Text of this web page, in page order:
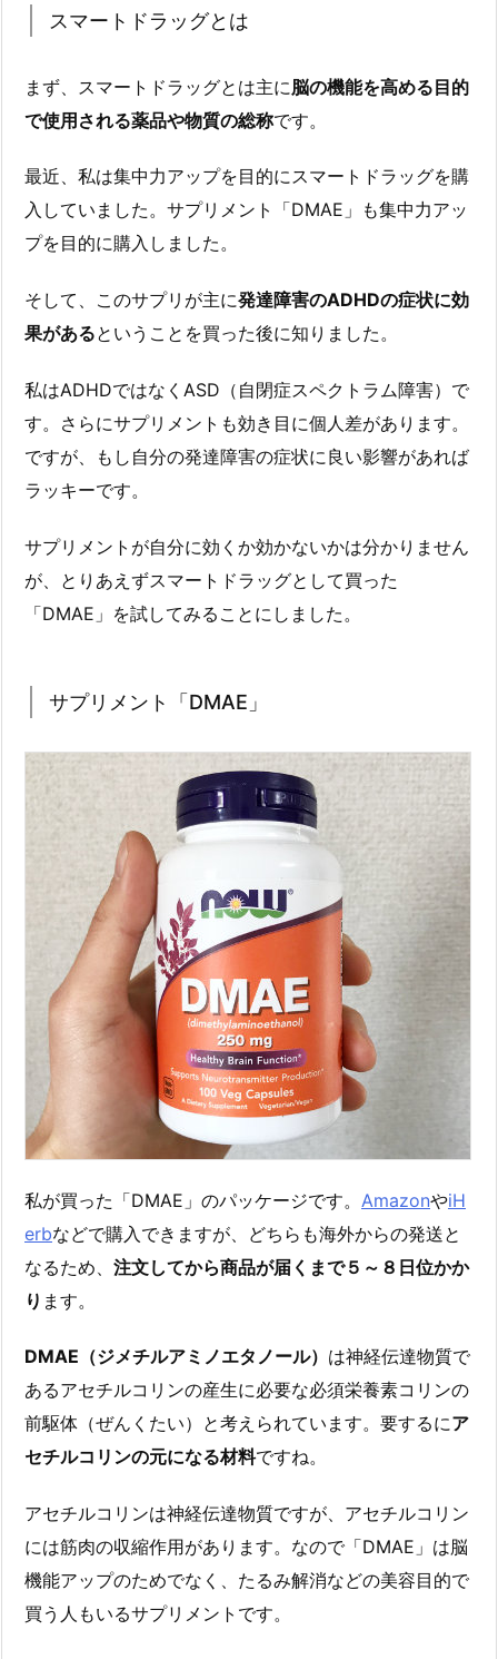
スマートドラッグとは
まず、スマートドラッグとは主に脳の機能を高める目的
で使用される薬品や物質の総称です。
最近、私は集中力アップを目的にスマートドラッグを購
入していました。サプリメント「DMAE」も集中力アッ
プを目的に購入しました。
そして、このサプリが主に発達障害のADHDの症状に効
果があるということを買った後に知りました。
私はADHDではなくASD（自閉症スペクトラム障害）で
す。さらにサプリメントも効き目に個人差があります。
ですが、もし自分の発達障害の症状に良い影響があれば
ラッキーです。
サプリメントが自分に効くか効かないかは分かりません
が、とりあえずスマートドラッグとして買った
「DMAE」を試してみることにしました。
サプリメント「DMAE」
私が買った「DMAE」のパッケージです。 AmazonやiH
erbなどで購入できますが、どちらも海外からの発送と
なるため、 注文してから商品が届くまで５～８日位かか
り ます。
DMAE（ジメチルアミノエタノール） は神経伝達物質で
あるアセチルコリンの産生に必要な必須栄養素コリンの
前駆体（ぜんくたい）と考えられています。要するにア
セチルコリンの元になる材料ですね。
アセチルコリンは神経伝達物質ですが、アセチルコリン
には筋肉の収縮作用があります。なので「DMAE」は脳
機能アップのためでなく、たるみ解消などの美容目的で
買う人もいるサプリメントです。